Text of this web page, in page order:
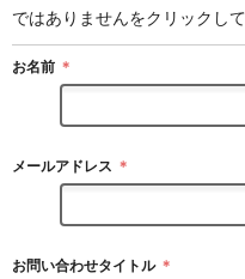
ではありませんをクリックして
お名前 ＊
メールアドレス ＊
お問い合わせタイトル ＊